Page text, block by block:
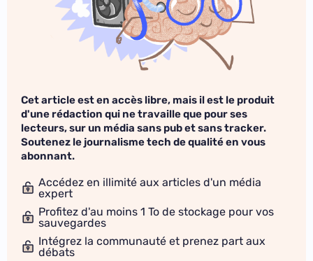
Cet article est en accès libre, mais il est le produit
d'une rédaction qui ne travaille que pour ses
lecteurs, sur un média sans pub et sans tracker.
Soutenez le journalisme tech de qualité en vous
abonnant.
Accédez en illimité aux articles d'un média
expert
Profitez d'au moins 1 To de stockage pour vos
sauvegardes
Intégrez la communauté et prenez part aux
débats